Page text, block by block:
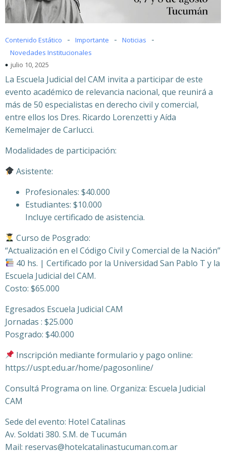
Contenido Estático - Importante - Noticias -
Novedades Institucionales
julio 10, 2025
La Escuela Judicial del CAM invita a participar de este
evento académico de relevancia nacional, que reunirá a
más de 50 especialistas en derecho civil y comercial,
entre ellos los Dres. Ricardo Lorenzetti y Aída
Kemelmajer de Carlucci.
Modalidades de participación:
Asistente:
Profesionales: $40.000
Estudiantes: $10.000
Incluye certificado de asistencia.
Curso de Posgrado:
“Actualización en el Código Civil y Comercial de la Nación”
40 hs. | Certificado por la Universidad San Pablo T y la
Escuela Judicial del CAM.
Costo: $65.000
Egresados Escuela Judicial CAM
Jornadas : $25.000
Posgrado: $40.000
Inscripción mediante formulario y pago online:
https://uspt.edu.ar/home/pagosonline/
Consultá Programa on line. Organiza: Escuela Judicial
CAM
Sede del evento: Hotel Catalinas
Av. Soldati 380. S.M. de Tucumán
Mail: reservas@hotelcatalinastucuman.com.ar